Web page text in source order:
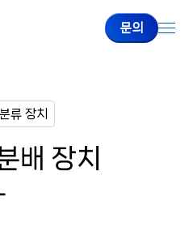
문의
류 장치
배 장치